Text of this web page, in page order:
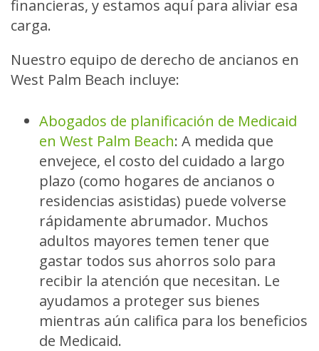
financieras, y estamos aquí para aliviar esa
carga.
Nuestro equipo de derecho de ancianos en
West Palm Beach incluye:
Abogados de planificación de Medicaid
en West Palm Beach: A medida que
envejece, el costo del cuidado a largo
plazo (como hogares de ancianos o
residencias asistidas) puede volverse
rápidamente abrumador. Muchos
adultos mayores temen tener que
gastar todos sus ahorros solo para
recibir la atención que necesitan. Le
ayudamos a proteger sus bienes
mientras aún califica para los beneficios
de Medicaid.